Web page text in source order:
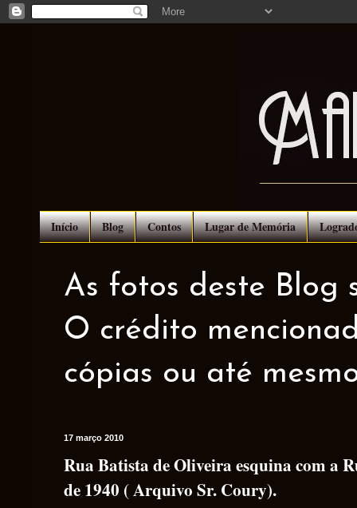
Início Blog Contos Lugar de Memória
As fotos deste Blog
O crédito
cópias ou até
17 março 2010
Rua Batista de Oliveira esquina com a
de 1940 ( Arquivo Sr. Coury).